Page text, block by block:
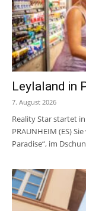
Leylaland in
7. August 2026
Reality Star startet
PRAUNHEIM (ES)
Paradise“, im